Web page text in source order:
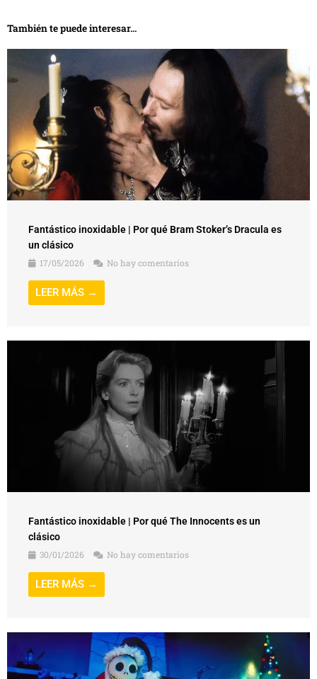
También te puede interesar...
Fantástico inoxidable | Por qué Bram Stoker’s Dracula es
un clásico
17/05/2026
No hay comentarios
LEER MÁS →
Fantástico inoxidable | Por qué The Innocents es un
clásico
30/01/2026
No hay comentarios
LEER MÁS →